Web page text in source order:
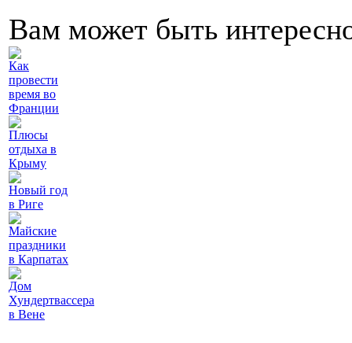
Вам может быть
Как
провести
время во
Франции
Плюсы
отдыха в
Крыму
Новый год
в Риге
Майские
праздники
в Карпатах
Дом
Хундертвассера
в Вене